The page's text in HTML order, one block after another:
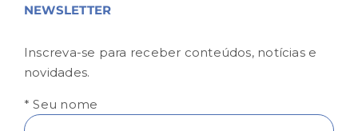
NEWSLETTER
Inscreva-se para receber conteúdos, notícias e
novidades.
* Seu nome